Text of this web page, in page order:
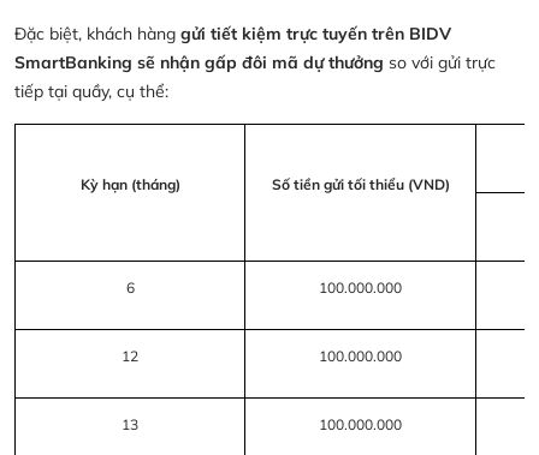
Đặc biệt, khách hàng gửi tiết kiệm trực tuyến trên BIDV
SmartBanking sẽ nhận gấp đôi mã dự thưởng so với gửi trực
tiếp tại quầy, cụ thể:
Kỳ hạn (tháng) Số tiền gửi tối thiểu (VND)
6 100.000.000
12 100.000.000
13 100.000.000